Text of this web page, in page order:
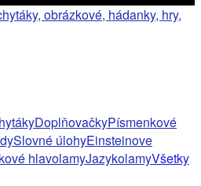
obrázkové, hádanky, hry,
DoplňovačkyPísmenkové
Slovné úlohyEinsteinove
hlavolamyJazykolamyVšetky